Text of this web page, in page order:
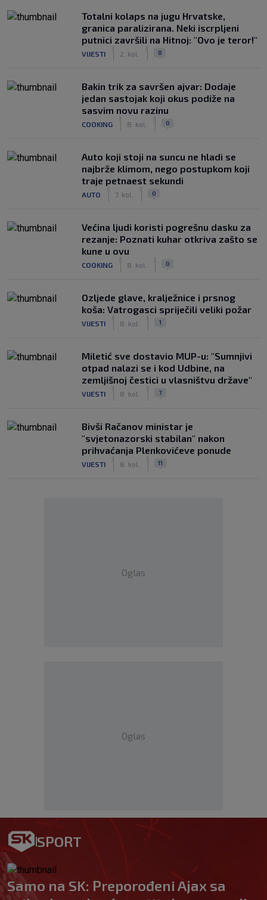
Totalni kolaps na jugu Hrvatske,
granica paralizirana. Neki iscrpljeni
putnici završili na Hitnoj: "Ovo je teror!"
VIJESTI 2. kol. 8
Bakin trik za savršen ajvar: Dodaje
jedan sastojak koji okus podiže na
sasvim novu razinu
COOKING 8. kol. 0
Auto koji stoji na suncu ne hladi se
najbrže klimom, nego postupkom koji
traje petnaest sekundi
AUTO 7. kol. 0
Većina ljudi koristi pogrešnu dasku za
rezanje: Poznati kuhar otkriva zašto se
kune u ovu
COOKING 8. kol. 0
Ozljede glave, kralježnice i prsnog
koša: Vatrogasci spriječili veliki požar
VIJESTI 8. kol. 1
Miletić sve dostavio MUP-u: "Sumnjivi
otpad nalazi se i kod Udbine, na
zemljišnoj čestici u vlasništvu države"
VIJESTI 8. kol. 7
Bivši Račanov ministar je
"svjetonazorski stabilan" nakon
prihvaćanja Plenkovićeve ponude
VIJESTI 8. kol. 11
Oglas
Oglas
SPORT
Samo na SK: Preporođeni Ajax sa